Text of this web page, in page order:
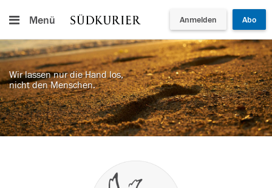
Menü Anmelden Abo
Wir lassen nur die Hand los,
nicht den Menschen.